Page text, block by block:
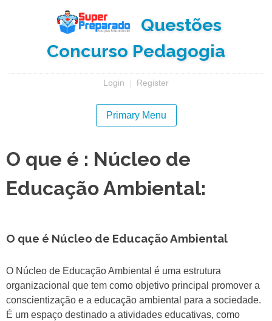
Questões
Concurso Pedagogia
Login | Register
Primary Menu
O que é : Núcleo de
Educação Ambiental:
O que é Núcleo de Educação Ambiental
O Núcleo de Educação Ambiental é uma estrutura
organizacional que tem como objetivo principal promover a
conscientização e a educação ambiental para a sociedade.
É um espaço destinado a atividades educativas, como